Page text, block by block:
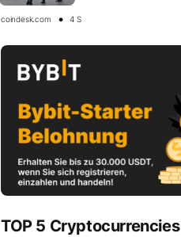
coindesk.com 4 S
TOP 5 Cryptocurrencies